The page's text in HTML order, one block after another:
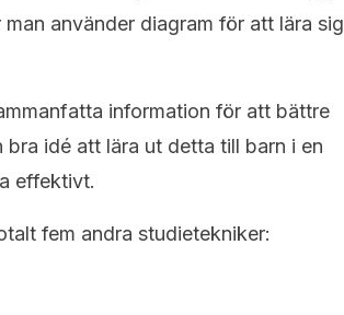
använder diagram för att lära sig
information för att bättre
idé att lära ut detta till barn i en
effektivt.
fem andra studietekniker: